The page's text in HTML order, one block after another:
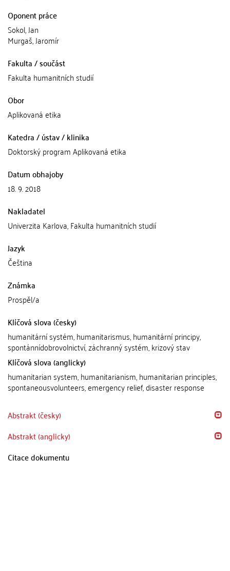
Oponent práce
Sokol, Jan
Murgaš, Jaromír
Fakulta / součást
Fakulta humanitních studií
Obor
Aplikovaná etika
Katedra / ústav / klinika
Doktorský program Aplikovaná etika
Datum obhajoby
18. 9. 2018
Nakladatel
Univerzita Karlova, Fakulta humanitních studií
Jazyk
Čeština
Známka
Prospěl/a
Klíčová slova (česky)
humanitární systém, humanitarismus, humanitární principy,
spontánnídobrovolnictví, záchranný systém, krizový stav
Klíčová slova (anglicky)
humanitarian system, humanitarianism, humanitarian principles,
spontaneousvolunteers, emergency relief, disaster response
Abstrakt (česky)
Abstrakt (anglicky)
Citace dokumentu